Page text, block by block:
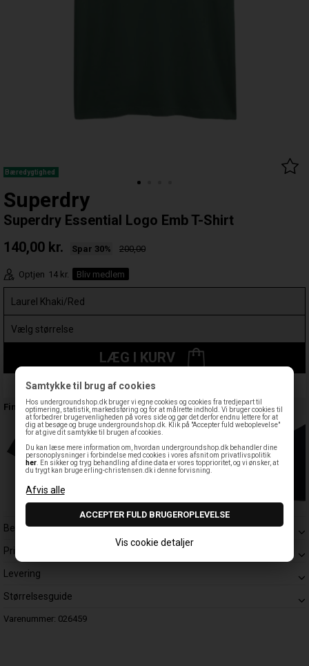
Samtykke til brug af cookies
Hos undergroundshop.dk bruger vi egne cookies og cookies fra tredjepart til
optimering, statistik, markedsføring og for at målrette indhold. Vi bruger cookies til
at forbedrer brugervenligheden på vores side og gør det derfor endnu lettere for at
dig at besøge og bruge undergroundshop.dk. Klik på "Accepter fuld weboplevelse"
for at give dit samtykke til brugen af cookies.
Du kan læse mere information om, hvordan undergroundshop.dk behandler dine
personoplysninger i forbindelse med cookies i vores afsnit om privatlivspolitik
her . En sikker og tryg behandling af dine data er vores topprioritet, og vi ønsker, at
du trygt kan bruge erling-christensen.dk i denne forvisning.
Vis cookie detaljer
Bæredygtighed
Superdry
Superdry Essential Logo Emb T-Shirt
140,00 kr. Spar 30% 200,00
Optjen 14 kr. Bliv medlem
LÆG I KURV
Leveringstid: 1-3 hverdage
Findes også:
Beskrivelse
Prisgaranti
Levering
Størrelsesguide
Varenummer: 026459